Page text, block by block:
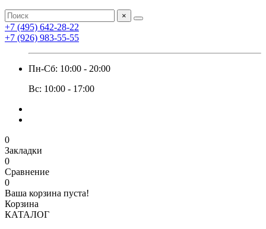
×
+7 (495) 642-28-22
+7 (926) 983-55-55
Пн-Сб: 10:00 - 20:00
Вс: 10:00 - 17:00
0
Закладки
0
Сравнение
0
Ваша корзина пуста!
Корзина
КАТАЛОГ